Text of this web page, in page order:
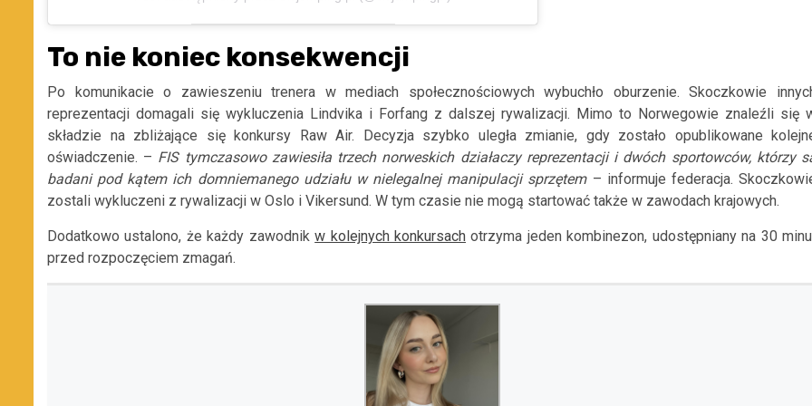
To nie koniec konsekwencji
Po komunikacie o zawieszeniu trenera w mediach społecznościowych wybuchło oburzenie. Skoczkowie
reprezentacji domagali się wykluczenia Lindvika i Forfang z dalszej rywalizacji. Mimo to Norwegowie znaleźli się
składzie na zbliżające się konkursy Raw Air. Decyzja szybko uległa zmianie, gdy zostało opublikowane
oświadczenie. – FIS tymczasowo zawiesiła trzech norweskich działaczy reprezentacji i dwóch sportowców, którzy
badani pod kątem ich domniemanego udziału w nielegalnej manipulacji sprzętem– informuje federacja.
zostali wykluczeni z rywalizacji w Oslo i Vikersund. W tym czasie nie mogą startować także w zawodach krajowych.
Dodatkowo ustalono, że każdy zawodnikw kolejnych konkursach otrzyma jeden kombinezon, udostępniany na 30
przed rozpoczęciem zmagań.